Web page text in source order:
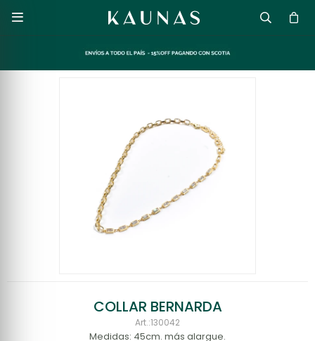

COLLAR BERNARDA
130042
Medidas: 45cm. más alargue.